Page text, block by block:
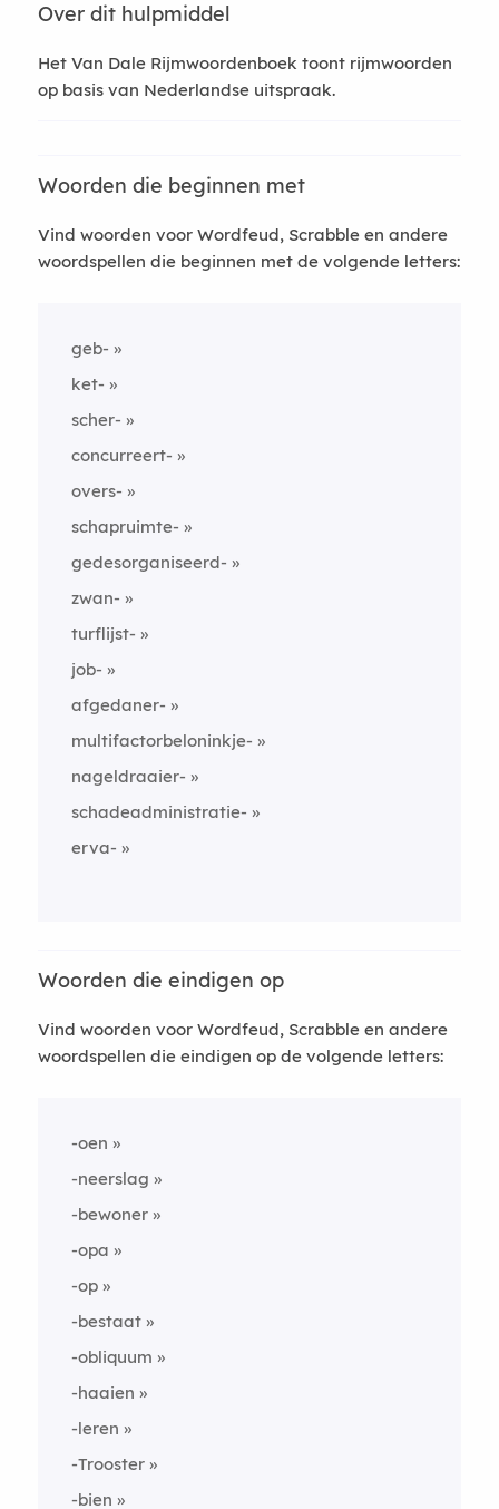
Over dit hulpmiddel
Het Van Dale Rijmwoordenboek toont rijmwoorden
op basis van Nederlandse uitspraak.
Woorden die beginnen met
Vind woorden voor Wordfeud, Scrabble en andere
woordspellen die beginnen met de volgende letters:
geb-
ket-
scher-
concurreert-
overs-
schapruimte-
gedesorganiseerd-
zwan-
turflijst-
job-
afgedaner-
multifactorbeloninkje-
nageldraaier-
schadeadministratie-
erva-
Woorden die eindigen op
Vind woorden voor Wordfeud, Scrabble en andere
woordspellen die eindigen op de volgende letters:
-oen
-neerslag
-bewoner
-opa
-op
-bestaat
-obliquum
-haaien
-leren
-Trooster
-bien